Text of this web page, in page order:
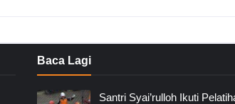
Baca Lagi
Santri Syai’rulloh Ikuti